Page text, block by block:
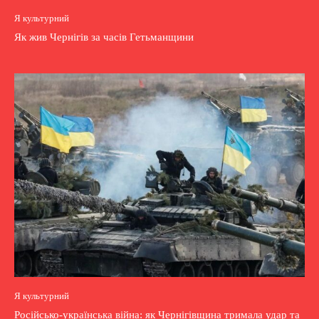
Я культурний
Як жив Чернігів за часів Гетьманщини
Я культурний
Російсько-українська війна: як Чернігівщина тримала удар та